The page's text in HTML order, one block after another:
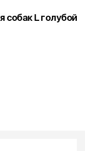
L голубой